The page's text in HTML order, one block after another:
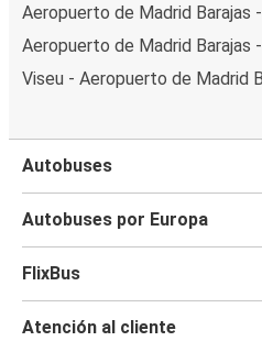
Aeropuerto de Madrid Barajas
Aeropuerto de Madrid Barajas
Viseu - Aeropuerto de Madrid
Autobuses
Autobuses por Europa
FlixBus
Atención al cliente